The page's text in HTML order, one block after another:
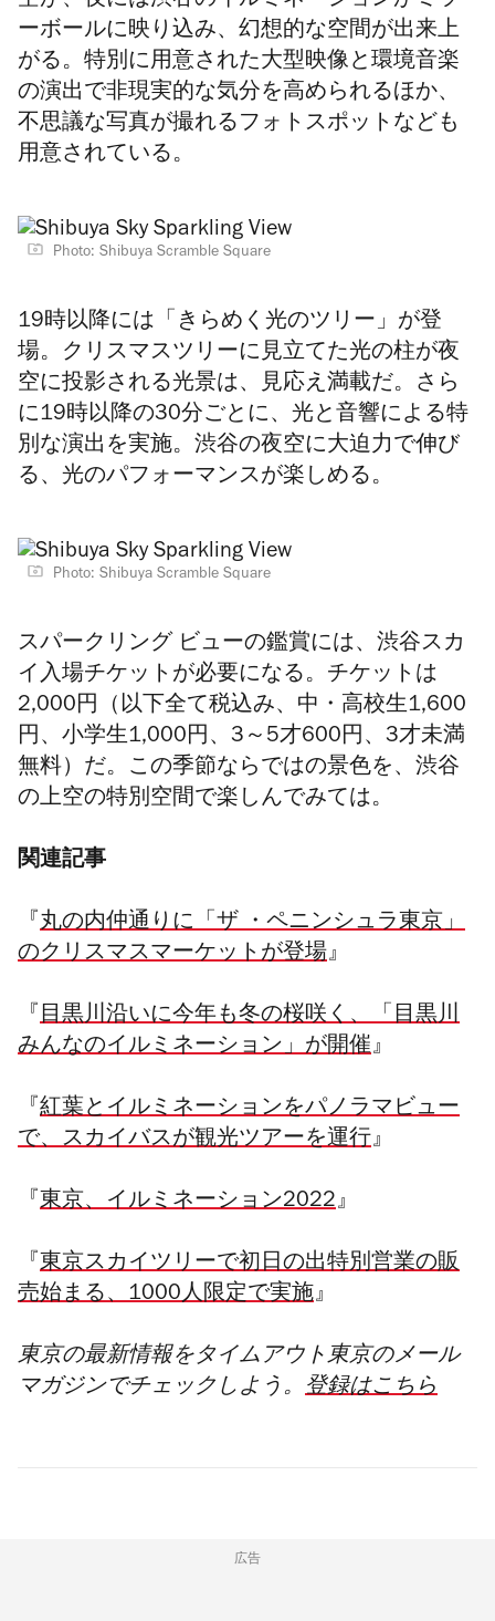
ーボールに映り込み、幻想的な空間が出来上
がる。 特別に用意された大型映像と環境音楽
の演出で非現実的な気分を高められるほか、
不思議な写真が撮れるフォトスポットなども
用意されている。
Photo: Shibuya Scramble Square
19時以降には「きらめく光のツリー」が登
場。 クリスマスツリーに見立てた光の柱が夜
空に投影される光景は、見応え満載だ。さら
に19時以降の30分ごとに、光と音響による特
別な演出を実施。渋谷の夜空に大迫力で伸び
る、光のパフォーマンスが楽しめる。
Photo: Shibuya Scramble Square
スパークリング ビューの鑑賞には、渋谷スカ
イ入場チケット が必要になる。 チケットは
2,000円（以下全て税込み、中・高校生1,600
円、小学生1,000円、3～5才600円、3才未満
無料）だ。この季節ならではの景色を、渋谷
の上空の特別空間で楽しんでみては。
関連記事
『 丸の内仲通りに「ザ ・ペニンシュラ東京」
のクリスマスマーケットが登場』
『 目黒川沿いに今年も冬の桜咲く、「目黒川
みんなのイルミネーション」が開催』
『 紅葉とイルミネーションをパノラマビュー
で、スカイバスが観光ツアーを運行』
『 東京、イルミネーション2022』
『 東京スカイツリーで初日の出特別営業の販
売始まる、1000人限定で実施』
東京の最新情報をタイムアウト東京のメール
マガジンでチェックしよう。 登録はこちら
広告